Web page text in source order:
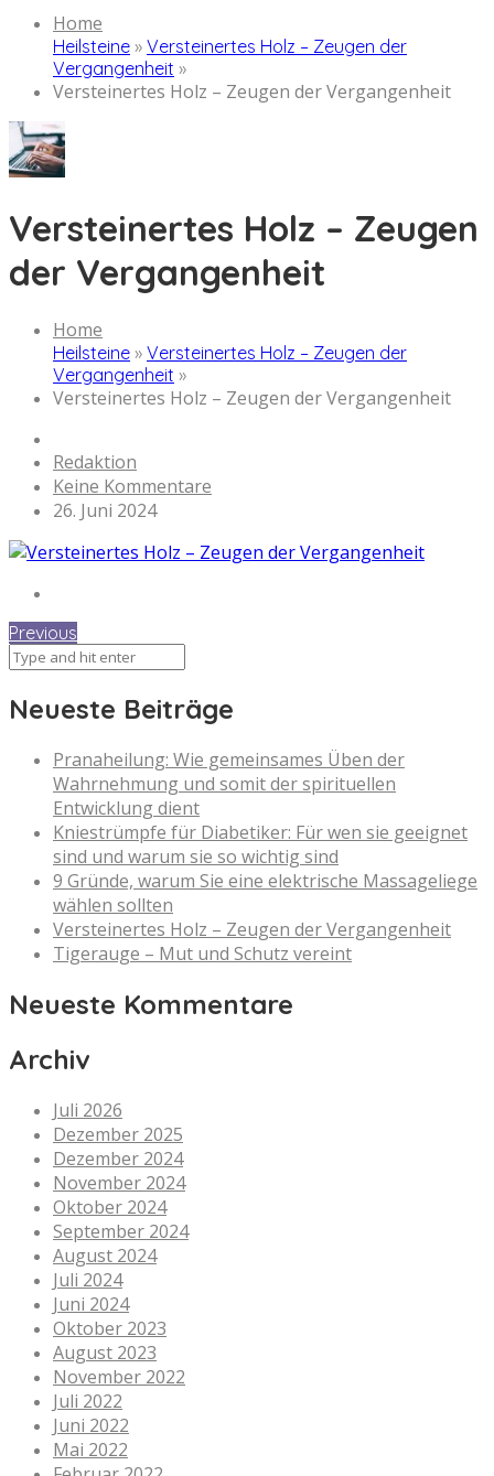
Home
Heilsteine » Versteinertes Holz – Zeugen der
Vergangenheit »
Versteinertes Holz – Zeugen der Vergangenheit
Versteinertes Holz – Zeugen
der Vergangenheit
Home
Heilsteine » Versteinertes Holz – Zeugen der
Vergangenheit »
Versteinertes Holz – Zeugen der Vergangenheit
Redaktion
Keine Kommentare
26. Juni 2024
Previous
Neueste Beiträge
Pranaheilung: Wie gemeinsames Üben der
Wahrnehmung und somit der spirituellen
Entwicklung dient
Kniestrümpfe für Diabetiker: Für wen sie geeignet
sind und warum sie so wichtig sind
9 Gründe, warum Sie eine elektrische Massageliege
wählen sollten
Versteinertes Holz – Zeugen der Vergangenheit
Tigerauge – Mut und Schutz vereint
Neueste Kommentare
Archiv
Juli 2026
Dezember 2025
Dezember 2024
November 2024
Oktober 2024
September 2024
August 2024
Juli 2024
Juni 2024
Oktober 2023
August 2023
November 2022
Juli 2022
Juni 2022
Mai 2022